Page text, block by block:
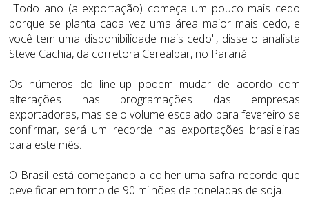
"Todo ano (a exportação) começa um pouco mais cedo
porque se planta cada vez uma área maior mais cedo, e
você tem uma disponibilidade mais cedo", disse o analista
Steve Cachia, da corretora Cerealpar, no Paraná.
Os números do line-up podem mudar de acordo com
alterações nas programações das empresas
exportadoras, mas se o volume escalado para fevereiro se
confirmar, será um recorde nas exportações brasileiras
para este mês.
O Brasil está começando a colher uma safra recorde que
deve ficar em torno de 90 milhões de toneladas de soja.